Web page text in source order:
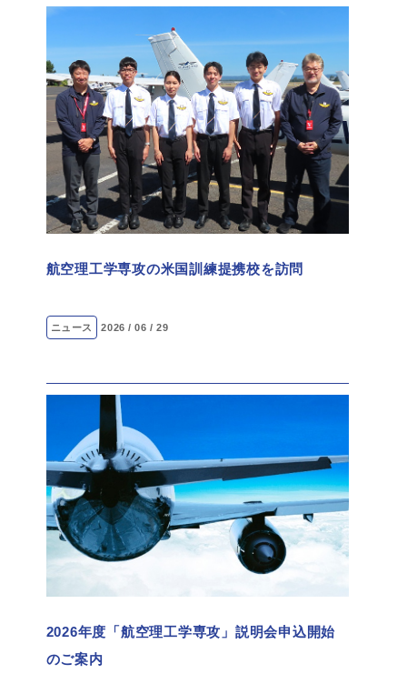
航空理工学専攻の米国訓練提携校を訪問
ニュース 2026 / 06 / 29
2026年度「航空理工学専攻」説明会申込開始
のご案内